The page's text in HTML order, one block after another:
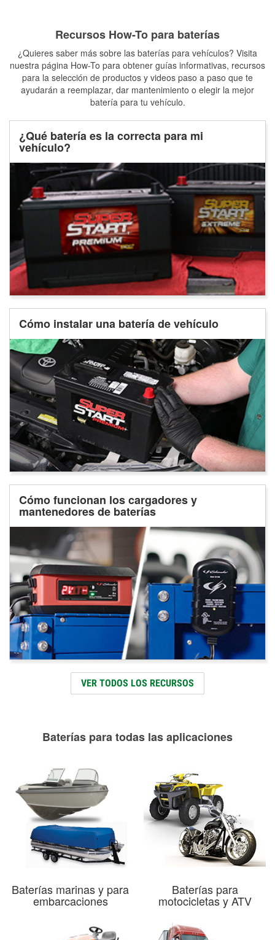
Recursos How-To para baterías
¿Quieres saber más sobre las baterías para vehículos? Visita
nuestra página How-To para obtener guías informativas, recursos
para la selección de productos y videos paso a paso que te
ayudarán a reemplazar, dar mantenimiento o elegir la mejor
batería para tu vehículo.
¿Qué batería es la correcta para mi
vehículo?
Cómo instalar una batería de vehículo
Cómo funcionan los cargadores y
mantenedores de baterías
VER TODOS LOS RECURSOS
Baterías para todas las aplicaciones
Baterías marinas y para
embarcaciones
Baterías para
motocicletas y ATV